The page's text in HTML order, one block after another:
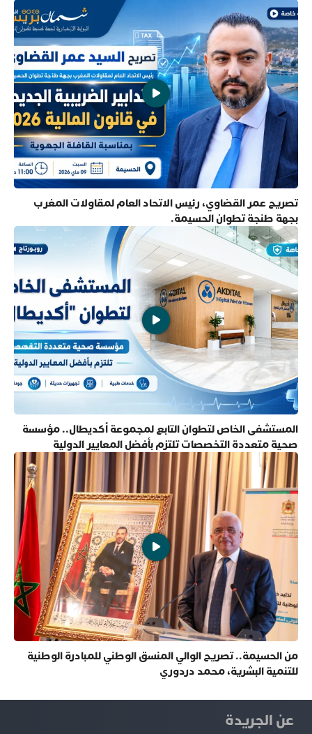
تصريح عمر القضاوي، رئيس الاتحاد العام لمقاولات المغرب
بجهة طنجة تطوان الحسيمة.
المستشفى الخاص لتطوان التابع لمجموعة أكديطال.. مؤسسة
صحية متعددة التخصصات تلتزم بأفضل المعايير الدولية
من الحسيمة.. تصريح الوالي المنسق الوطني للمبادرة الوطنية
للتنمية البشرية، محمد دردوري
عن الجريدة